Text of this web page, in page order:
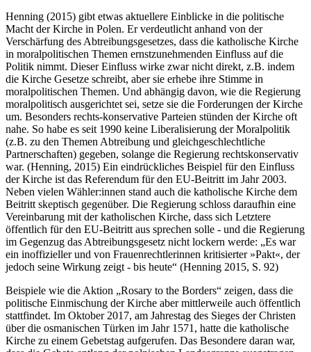
Henning (2015) gibt etwas aktuellere Einblicke in die politische
Macht der Kirche in Polen. Er verdeutlicht anhand von der
Verschärfung des Abtreibungsgesetzes, dass die katholische Kirche
in moralpolitischen Themen ernstzunehmenden Einfluss auf die
Politik nimmt. Dieser Einfluss wirke zwar nicht direkt, z.B. indem
die Kirche Gesetze schreibt, aber sie erhebe ihre Stimme in
moralpolitischen Themen. Und abhängig davon, wie die Regierung
moralpolitisch ausgerichtet sei, setze sie die Forderungen der Kirche
um. Besonders rechts-konservative Parteien stünden der Kirche oft
nahe. So habe es seit 1990 keine Liberalisierung der Moralpolitik
(z.B. zu den Themen Abtreibung und gleichgeschlechtliche
Partnerschaften) gegeben, solange die Regierung rechts­konservativ
war. (Henning, 2015) Ein eindrückliches Beispiel für den Einfluss
der Kirche ist das Referendum für den EU-Beitritt im Jahr 2003.
Neben vielen Wähler:innen stand auch die katholische Kirche dem
Beitritt skeptisch gegenüber. Die Regierung schloss daraufhin eine
Vereinbarung mit der katholischen Kirche, dass sich Letztere
öffentlich für den EU-Beitritt aus sprechen solle - und die Regierung
im Gegenzug das Abtreibungsgesetz nicht lockern werde: „Es war
ein inoffizieller und von Frauenrechtlerinnen kritisierter »Pakt«, der
jedoch seine Wirkung zeigt - bis heute“ (Henning 2015, S. 92)
Beispiele wie die Aktion „Rosary to the Borders“ zeigen, dass die
politische Einmischung der Kirche aber mittlerweile auch öffentlich
stattfindet. Im Oktober 2017, am Jahrestag des Sieges der Christen
über die osmanischen Türken im Jahr 1571, hatte die katholische
Kirche zu einem Gebetstag aufgerufen. Das Besondere daran war,